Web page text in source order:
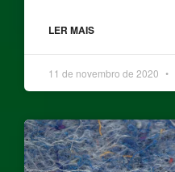
LER MAIS
11 de novembro de 2020